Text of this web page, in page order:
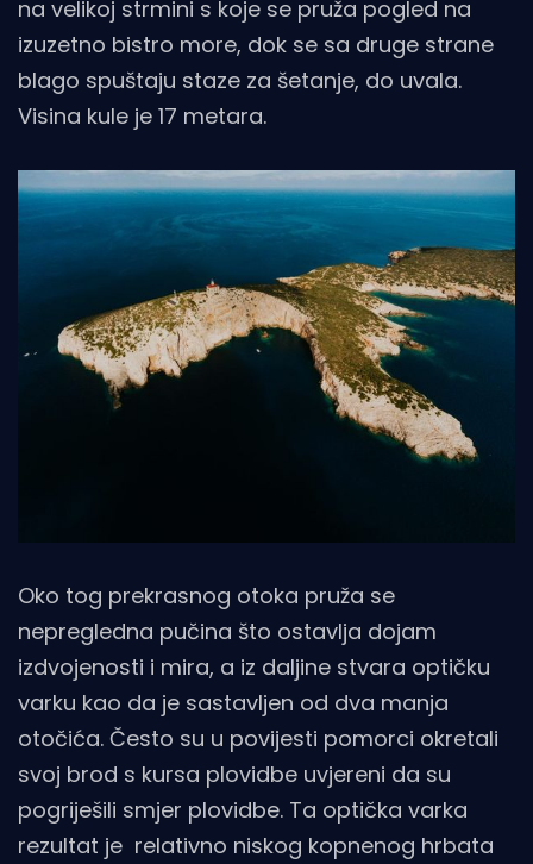
na velikoj strmini s koje se pruža pogled na
izuzetno bistro more, dok se sa druge strane
blago spuštaju staze za šetanje, do uvala.
Visina kule je 17 metara.
Oko tog prekrasnog otoka pruža se
nepregledna pučina što ostavlja dojam
izdvojenosti i mira, a iz daljine stvara optičku
varku kao da je sastavljen od dva manja
otočića. Često su u povijesti pomorci okretali
svoj brod s kursa plovidbe uvjereni da su
pogriješili smjer plovidbe. Ta optička varka
rezultat je relativno niskog kopnenog hrbata